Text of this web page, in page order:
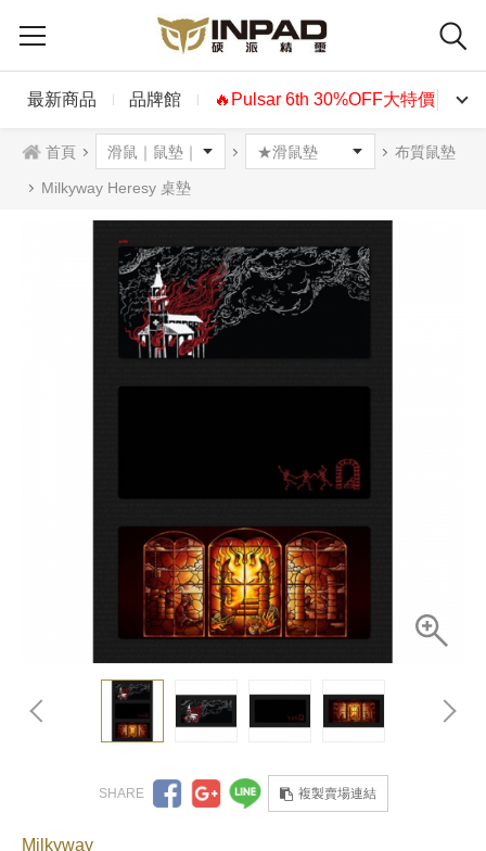
最新商品 品牌館 🔥Pulsar 6th 30%OFF大特價🔥
首頁 布質鼠墊
Milkyway Heresy 桌墊
複製賣場連結
Milkyway